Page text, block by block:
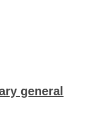
general